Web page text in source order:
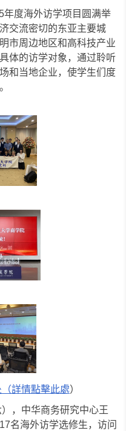
度海外访学项目圆满举
交流密切的东亚主要城
市周边地区和高科技产业
体的访学对象，通过聆听
和当地企业，使学生们度
詳情點擊此處）
，中华商务研究中心王
名海外访学选修生，访问